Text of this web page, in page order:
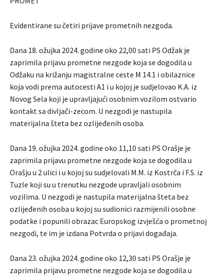
Evidentirane su četiri prijave prometnih nezgoda.
Dana 18. ožujka 2024. godine oko 22,00 sati PS Odžak je
zaprimila prijavu prometne nezgode koja se dogodila u
Odžaku na križanju magistralne ceste M 14.1 i obilaznice
koja vodi prema autocesti A1 i u kojoj je sudjelovao K.A. iz
Novog Sela koji je upravljajući osobnim vozilom ostvario
kontakt sa divljači-zecom. U nezgodi je nastupila
materijalna šteta bez ozlijeđenih osoba.
Dana 19. ožujka 2024. godine oko 11,10 sati PS Orašje je
zaprimila prijavu prometne nezgode koja se dogodila u
Orašju u 2 ulici i u kojoj su sudjelovali M.M. iz Kostrča i F.S. iz
Tuzle koji su u trenutku nezgode upravljali osobnim
vozilima. U nezgodi je nastupila materijalna šteta bez
ozlijeđenih osoba u kojoj su sudionici razmijenili osobne
podatke i popunili obrazac Europskog izvješća o prometnoj
nezgodi, te im je izdana Potvrda o prijavi događaja.
Dana 23. ožujka 2024. godine oko 12,30 sati PS Orašje je
zaprimila prijavu prometne nezgode koja se dogodila u